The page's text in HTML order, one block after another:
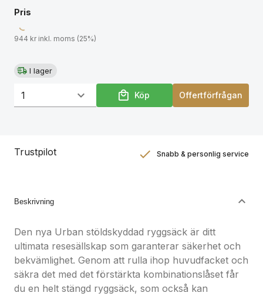
Pris
944 kr inkl. moms (25%)
I lager
Köp Offertförfrågan
Trustpilot Snabb & personlig service
Beskrivning
Den nya Urban stöldskyddad ryggsäck är ditt
ultimata resesällskap som garanterar säkerhet och
bekvämlighet. Genom att rulla ihop huvudfacket och
säkra det med det förstärkta kombinationslåset får
du en helt stängd ryggsäck, som också kan